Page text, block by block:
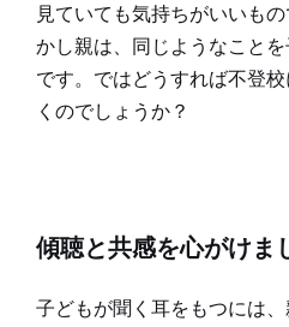
見ていても気持ちがいいも
かし親は、同じようなこと
です。ではどうすれば不登
くのでしょうか？
傾聴と共感を心がけま
子どもが聞く耳をもつには